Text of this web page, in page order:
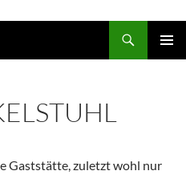
Gaststätte, zuletzt wohl nur